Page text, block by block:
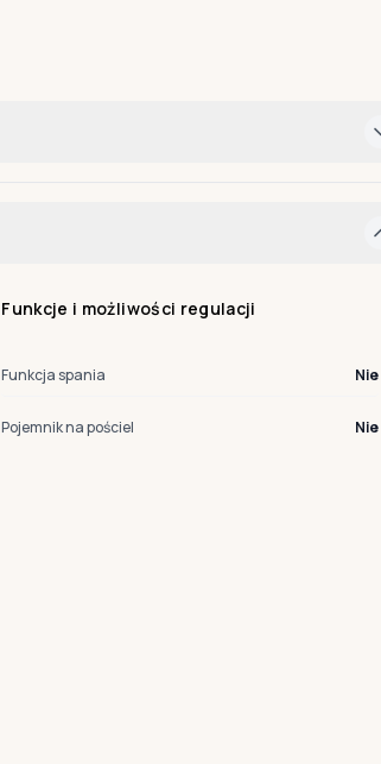
Funkcje i możliwości regulacji
Funkcja spania Nie
Pojemnik na pościel Nie